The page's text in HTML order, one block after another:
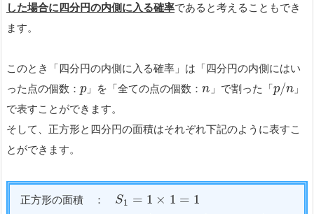
した場合に四分円の内側に入る確率であると考えることもでき
ます。
このとき「四分円の内側に入る確率」は「四分円の内側にはい
った点の個数： p」を「全ての点の個数：n 」で割った「p/n 」
で表すことができます。
そして、正方形と四分円の面積はそれぞれ下記のように表すこ
とができます。
正方形の面積 ： S1 = 1 × 1 = 1